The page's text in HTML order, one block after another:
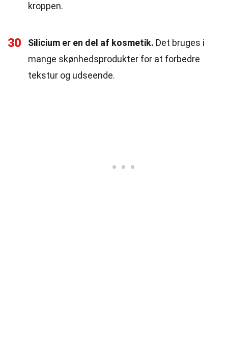
kroppen.
30 Silicium er en del af kosmetik. Det bruges i
mange skønhedsprodukter for at forbedre
tekstur og udseende.